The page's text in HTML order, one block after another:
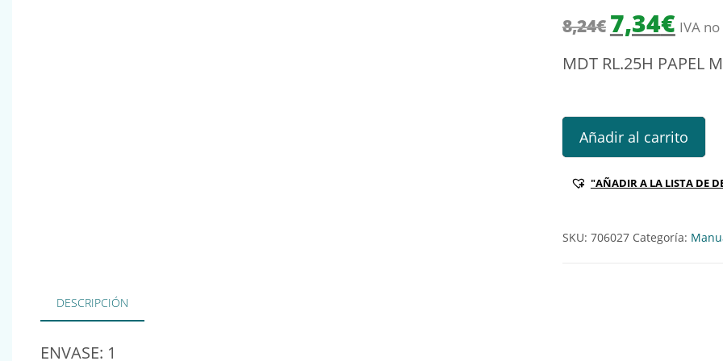
8,24€ El precio
7,34€El
IVA
MDT RL.25H PAPEL
MDT RL.25H PAPEL
Añadir al carrito
"AÑADIR A LA LISTA DE
SKU: 706027 Categoría:
DESCRIPCIÓN
ENVASE: 1